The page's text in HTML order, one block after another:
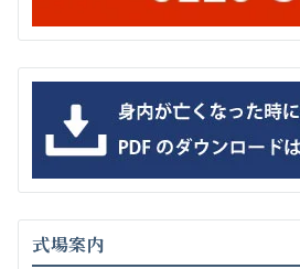
式場案内